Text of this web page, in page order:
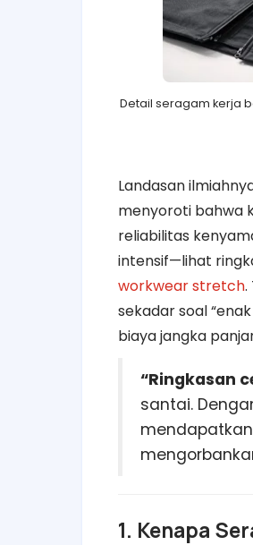
Detail seragam kerja
Landasan
menyoroti bahwa
reliabilitas
intensif—lihat
workwear stretch.
sekadar soal
biaya jangka
“Ringkasan
santai.
1. Kenapa